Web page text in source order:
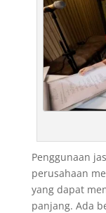
Penggunaan
perusahaan
yang dapat
panjang. Ada